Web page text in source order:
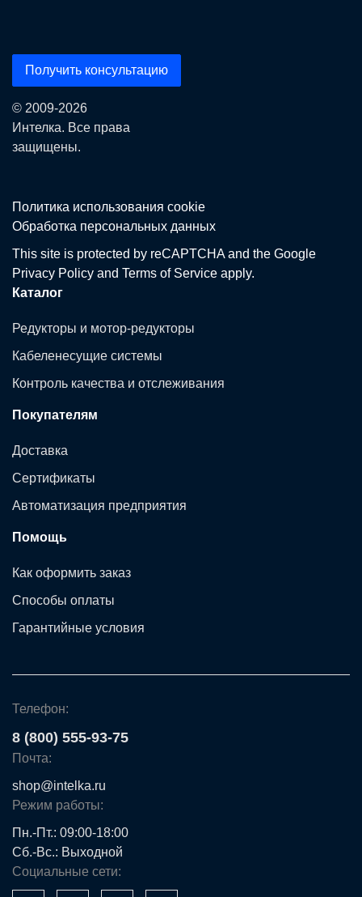
Получить консультацию
© 2009-2026
Интелка. Все права
защищены.
Политика использования сookie
Обработка персональных данных
This site is protected by reCAPTCHA and the Google
Privacy Policy and Terms of Service apply.
Каталог
Редукторы и мотор-редукторы
Кабеленесущие системы
Контроль качества и отслеживания
Покупателям
Доставка
Сертификаты
Автоматизация предприятия
Помощь
Как оформить заказ
Способы оплаты
Гарантийные условия
Телефон:
8 (800) 555-93-75
Почта:
shop@intelka.ru
Режим работы:
Пн.-Пт.: 09:00-18:00
Сб.-Вс.: Выходной
Социальные сети: